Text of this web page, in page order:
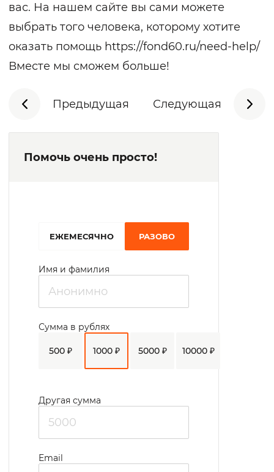
вас. На нашем сайте вы сами можете
выбрать того человека, которому хотите
оказать помощь https://fond60.ru/need-help/
Вместе мы сможем больше!
Предыдущая Следующая
Помочь очень просто!
EЖЕМЕСЯЧНО РАЗОВО
Имя и фамилия
500 ₽ 1000 ₽ 5000 ₽ 10000 ₽
Сумма в рублях
Другая сумма
Email